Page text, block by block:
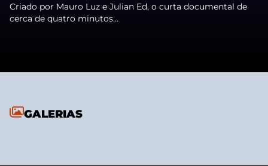
Criado por Mauro Luz e Julian Ed, o curta documental de
cerca de quatro minutos...
GALERIAS